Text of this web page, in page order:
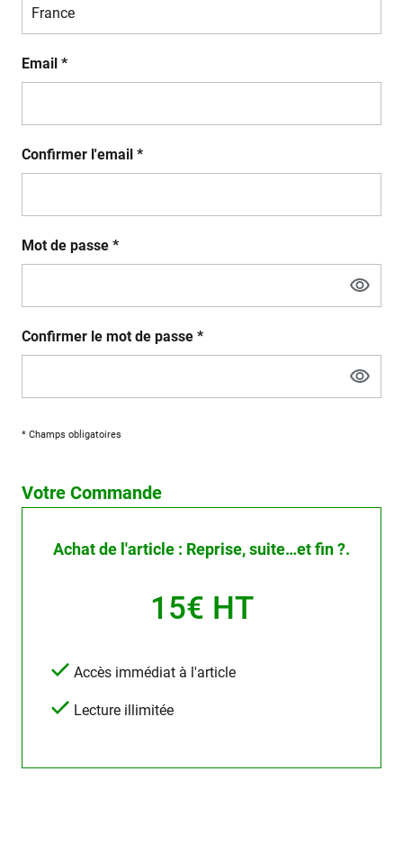
Email *
Confirmer l'email *
Mot de passe *
Confirmer le mot de passe *
* Champs obligatoires
Votre Commande
Achat de l'article : Reprise, suite…et fin ?.
15€ HT
Accès immédiat à l'article
Lecture illimitée